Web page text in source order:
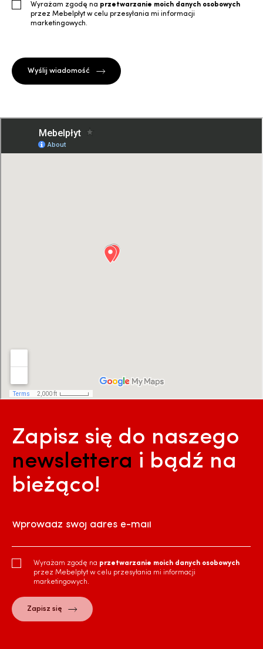
Wyrażam zgodę na przetwarzanie moich danych osobowych
przez Mebelpłyt w celu przesyłania mi informacji
marketingowych.
Zapisz się do naszego
newslettera i bądź na
bieżąco!
Wprowadź swój adres e-mail
Wyrażam zgodę na przetwarzanie moich danych osobowych
przez Mebelpłyt w celu przesyłania mi informacji
marketingowych.